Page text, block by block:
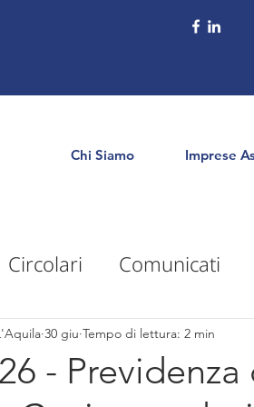
Chi Siamo Imprese
Circolari Comunicati
Territorio
-
30 giu Tempo di lettura: 2 min